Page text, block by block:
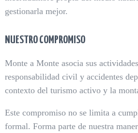
gestionarla mejor.
NUESTRO COMPROMISO
Monte a Monte asocia sus
responsabilidad civil y accidentes
contexto del turismo activo y la
Este compromiso no se limita a
formal. Forma parte de nuestra